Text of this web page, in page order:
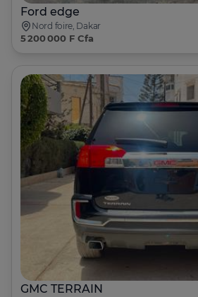
Ford edge
Nord foire, Dakar
5 200 000 F Cfa
GMC TERRAIN